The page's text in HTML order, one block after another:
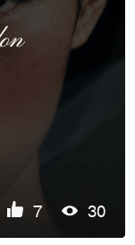
7 30